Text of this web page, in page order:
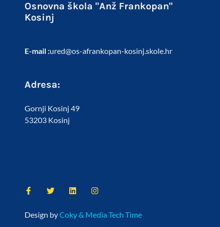
Osnovna škola "Anž Frankopan"
Kosinj
E-mail :ured@os-afrankopan-kosinj.skole.hr
Adresa:
Gornji Kosinj 49
53203 Kosinj
Design byCoky & Media Tech Time